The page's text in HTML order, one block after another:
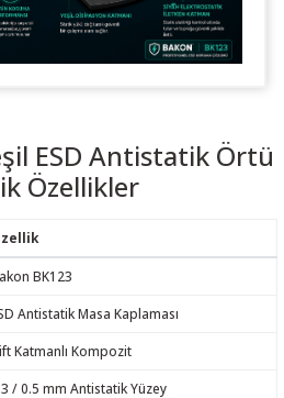
ESD Antistatik Örtü
Özellikler
BK123
Antistatik Masa Kaplaması
Katmanlı Kompozit
/ 0.5 mm Antistatik Yüzey